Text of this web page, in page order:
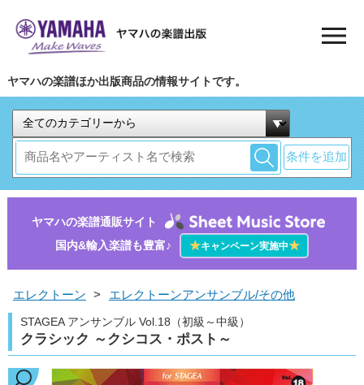
ヤマハの楽譜ほか出版商品の情報サイトです。
条件を追加
ヤマハの楽譜通販サイト
国内&輸入楽譜も豊富♪
★キャンペーン実施中★
エレクトーン > エレクトーンアンサンブル/その他
STAGEA アンサンブル Vol.18（初級～中級）
クラシック ～クシコス・ポスト～